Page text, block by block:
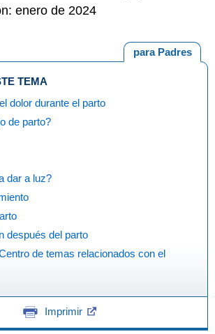
enero de 2024
para Padres
TEMA
dolor durante el parto
de parto?
dar a luz?
después del parto
Imprimir